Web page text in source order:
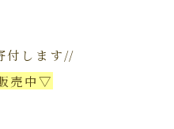
付します//
売中▽